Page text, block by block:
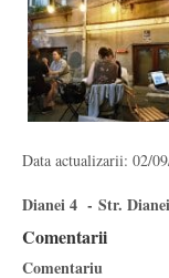
Data actualizarii: 02/
Dianei 4 - Str.
Comentarii
Comentariu